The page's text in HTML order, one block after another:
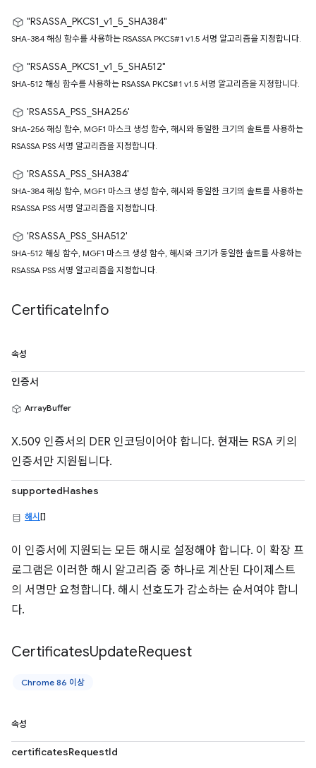
"RSASSA_PKCS1_v1_5_SHA384"
SHA-384 해싱 함수를 사용하는 RSASSA PKCS#1 v1.5 서명 알고리즘을 지정합니다.
"RSASSA_PKCS1_v1_5_SHA512"
SHA-512 해싱 함수를 사용하는 RSASSA PKCS#1 v1.5 서명 알고리즘을 지정합니다.
'RSASSA_PSS_SHA256'
SHA-256 해싱 함수, MGF1 마스크 생성 함수, 해시와 동일한 크기의 솔트를 사용하는
RSASSA PSS 서명 알고리즘을 지정합니다.
'RSASSA_PSS_SHA384'
SHA-384 해싱 함수, MGF1 마스크 생성 함수, 해시와 동일한 크기의 솔트를 사용하는
RSASSA PSS 서명 알고리즘을 지정합니다.
'RSASSA_PSS_SHA512'
SHA-512 해싱 함수, MGF1 마스크 생성 함수, 해시와 크기가 동일한 솔트를 사용하는
RSASSA PSS 서명 알고리즘을 지정합니다.
CertificateInfo
속성
인증서
ArrayBuffer
X.509 인증서의 DER 인코딩이어야 합니다. 현재는 RSA 키의
인증서만 지원됩니다.
supportedHashes
해시 []
이 인증서에 지원되는 모든 해시로 설정해야 합니다. 이 확장 프
로그램은 이러한 해시 알고리즘 중 하나로 계산된 다이제스트
의 서명만 요청합니다. 해시 선호도가 감소하는 순서여야 합니
다.
CertificatesUpdateRequest
Chrome 86 이상
속성
certificatesRequestId